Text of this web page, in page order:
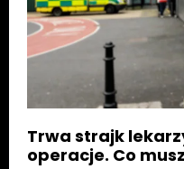
Trwa strajk
operacje. Co